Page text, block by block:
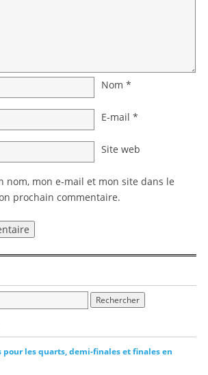
Nom*
E-mail*
Site web
nom, mon e-mail et mon site dans le
prochain commentaire.
les quarts, demi-finales et finales en